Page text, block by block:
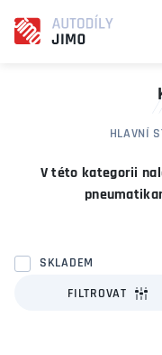
HLAVNÍ
V této kategorii
SKLADEM
FILTROVAT